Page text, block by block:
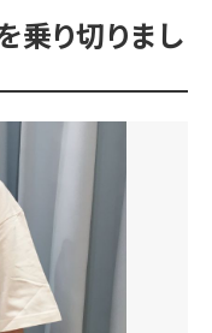
乗り切りまし